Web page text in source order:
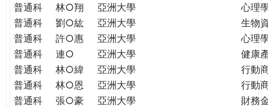
普通科
林○翔 亞洲大學
心理
普通科
劉○紘 亞洲大學
生物
普通科
許○惠 亞洲大學
心理
普通科
連○ 亞洲大學
健康
普通科
林○緯 亞洲大學
行動
普通科
林○恩 亞洲大學
行動
普通科
張○豪 亞洲大學
財務